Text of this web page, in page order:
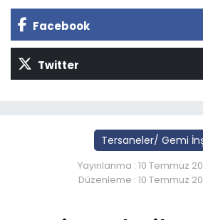
Facebook
Twitter
Tersaneler/ Gemi
Yayınlanma : 10 Temmuz
Düzenleme : 10 Temmuz